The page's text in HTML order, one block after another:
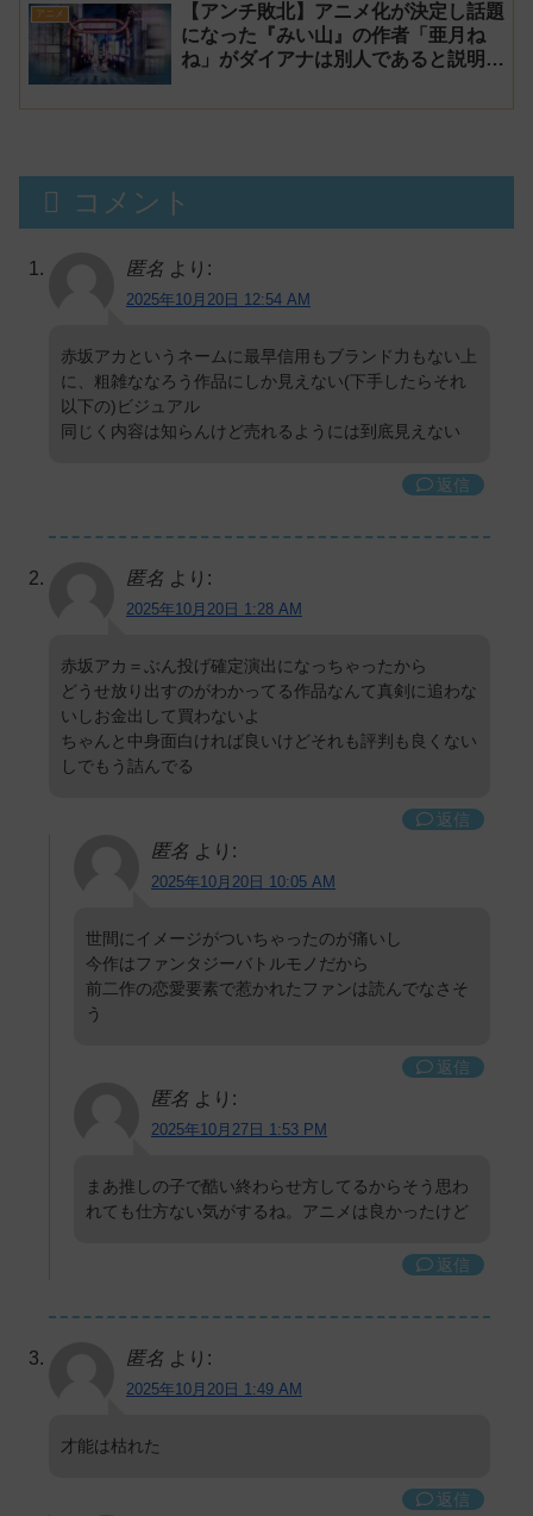
アニメ
【アンチ敗北】アニメ化が決定し話題
になった『みい山』の作者「亜月ね
ね」がダイアナは別人であると説明し
コメント
匿名 より:
2025年10月20日 12:54 AM
赤坂アカというネームに最早信用もブランド力もない上
に、粗雑ななろう作品にしか見えない(下手したらそれ
以下の)ビジュアル
同じく内容は知らんけど売れるようには到底見えない
返信
匿名 より:
2025年10月20日 1:28 AM
赤坂アカ＝ぶん投げ確定演出になっちゃったから
どうせ放り出すのがわかってる作品なんて真剣に追わな
いしお金出して買わないよ
ちゃんと中身面白ければ良いけどそれも評判も良くない
しでもう詰んでる
返信
匿名 より:
2025年10月20日 10:05 AM
世間にイメージがついちゃったのが痛いし
今作はファンタジーバトルモノだから
前二作の恋愛要素で惹かれたファンは読んでなさそ
う
返信
匿名 より:
2025年10月27日 1:53 PM
まあ推しの子で酷い終わらせ方してるからそう思わ
れても仕方ない気がするね。アニメは良かったけど
返信
匿名 より:
2025年10月20日 1:49 AM
才能は枯れた
返信